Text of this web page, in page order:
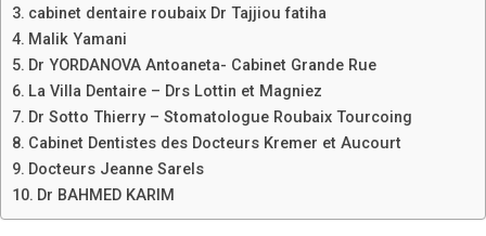
cabinet dentaire roubaix Dr Tajjiou fatiha
Malik Yamani
Dr YORDANOVA Antoaneta- Cabinet Grande Rue
La Villa Dentaire – Drs Lottin et Magniez
Dr Sotto Thierry – Stomatologue Roubaix Tourcoing
Cabinet Dentistes des Docteurs Kremer et Aucourt
Docteurs Jeanne Sarels
Dr BAHMED KARIM